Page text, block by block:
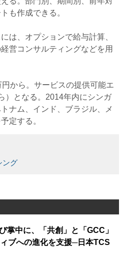
も作成できる。
は、オプションで給与計算、
営コンサルティングなどを用
から。サービスの提供可能エ
）となる。2014年内にシンガ
ナム、インド、ブラジル、メ
定する。
ング
掌中に、「共創」と「GCC」
ブへの進化を支援─日本TCS